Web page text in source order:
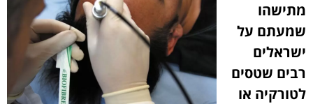
מתישהו
שמעתם על
ישראלים
רבים שטסים
לטורקיה או